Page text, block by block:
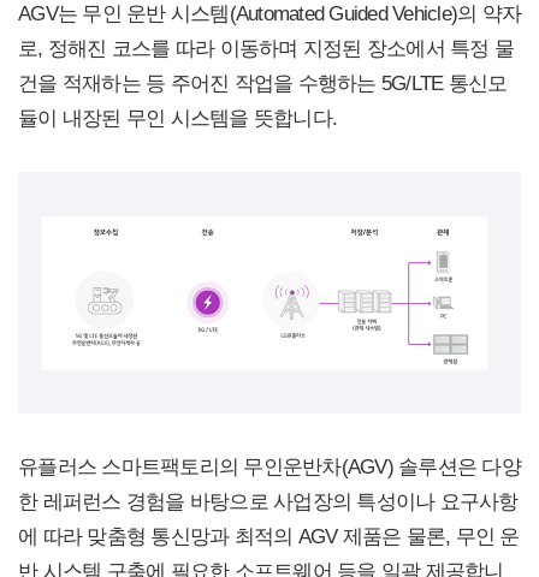
AGV는 무인 운반 시스템(Automated Guided Vehicle)의 약자
로, 정해진 코스를 따라 이동하며 지정된 장소에서 특정 물
건을 적재하는 등 주어진 작업을 수행하는 5G/LTE 통신모
듈이 내장된 무인 시스템을 뜻합니다.
유플러스 스마트팩토리의 무인운반차(AGV) 솔루션은 다양
한 레퍼런스 경험을 바탕으로 사업장의 특성이나 요구사항
에 따라 맞춤형 통신망과 최적의 AGV 제품은 물론, 무인 운
반 시스템 구축에 필요한 소프트웨어 등을 일괄 제공합니